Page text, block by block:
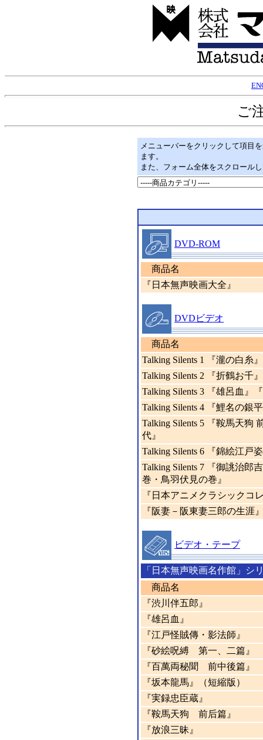
ご
メニューバーをクリックして項目
ます。
また、フォーム全体をスクロール
DVD-ROM
商品名
『日本無声映画大全』
DVDビデオ
商品名
Talking Silents 1 『瀧の白糸
Talking Silents 2 『折鶴お千
Talking Silents 3 『雄呂血』
Talking Silents 4 『鯉名の銀
Talking Silents 5 『鞍馬天狗
代』
Talking Silents 6 『錦絵江戸
Talking Silents 7 『御誂治郎
巻・鳥羽伏見の巻』
『日本アニメクラシックコ
『阪妻－阪東妻三郎の生涯
ビデオ・テープ
「日本無声映画名作館」
商品名
『渋川伴五郎』
『雄呂血』
『江戸怪賊傳・影法師』
『砂絵呪縛 第一、二篇』
『百萬両秘聞 前中後篇』
『坂本龍馬』（短縮版）
『実録忠臣蔵』
『鞍馬天狗 前后篇』
『放浪三昧』